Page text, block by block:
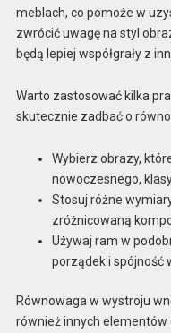
meblach, co pomoże w
zwrócić uwagę na styl
będą lepiej współgrały z
Warto zastosować kilka
skutecznie zadbać o
Wybierz obrazy,
nowoczesnego,
Stosuj różne
zróżnicowaną
Używaj ram w
porządek i spójność
Równowaga w wystroju
również innych elementów